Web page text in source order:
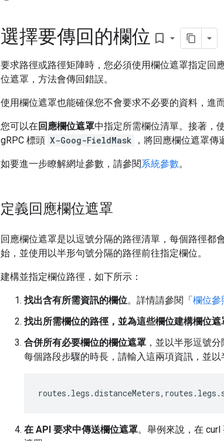
選擇要傳回的欄位 bookmark_border
要求路徑或路徑矩陣時，您必須使用欄位遮罩指定回
位遮罩，方法會傳回錯誤。
使用欄位遮罩也能確保您不會要求不必要的資料，進
您可以在 回應欄位遮罩中指定所需欄位清單。接著，
gRPC 標頭 X-Goog-FieldMask ，將回應欄位遮罩傳
如要進一步瞭解網址參數，請參閱系統參數。
定義回應欄位遮罩
回應欄位遮罩是以逗號分隔的路徑清單，每個路徑都
始，並使用以半形句號分隔的路徑前往指定欄位。
建構並指定欄位路徑，如下所示：
找出含有所需資訊的欄位。詳情請參閱「欄位參
找出所需欄位的路徑，並為這些欄位建構欄位遮
合併所有必要欄位的欄位遮罩 ，並以半形逗號
每個路段步驟的時長，請輸入這兩項資訊，並以
在 API 要求中傳送欄位遮罩。舉例來說，在